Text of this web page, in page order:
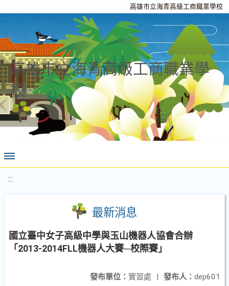
高雄市立海青高級工商職業學校
高雄市立海青高級工商職業學
校
:::
最新消息
國立臺中女子高級中學與玉山機器人協會合辦
「2013-2014FLL機器人大賽─校際賽」
發布人： dep601
發布單位： 實習處 |